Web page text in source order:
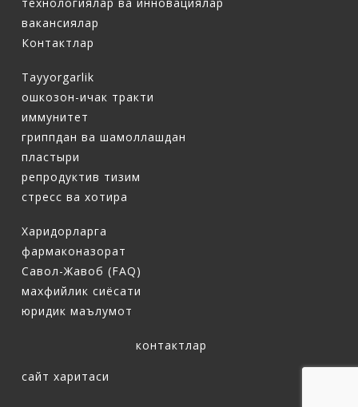
вакансиялар
Контактлар
Tayyorgarlik
ошкозон-ичак тракти
иммунитет
гриппдан ва шамоллашдан
пластыри
репродуктив тизим
стресс ва хотира
Харидорларга
фармаконазорат
Савол-Жавоб (FAQ)
махфийлик сиёсати
юридик маълумот
контактлар
сайт харитаси